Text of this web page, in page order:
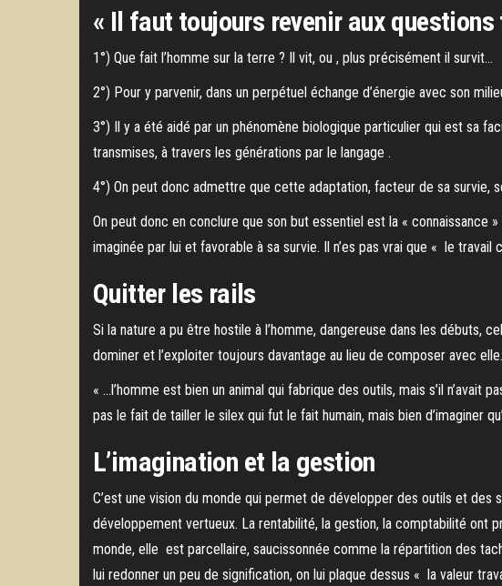
« Il faut toujours revenir aux questions
1°) Que fait l’homme sur la terre ? Il vit, ou , plus précisément il survit…
2°) Pour y parvenir, dans un perpétuel échange d’énergie avec son
3°) Il y a été aidé par un phénomène biologique particulier qui est sa
transmises, à travers les générations par le langage .
4°) On peut donc admettre que cette adaptation, facteur de sa survie,
On peut donc en conclure que son but essentiel est la « connaissance
imaginée par lui et favorable à sa survie. Il n’es pas vrai que « le travail
Quitter les rails
Si la nature a pu être hostile à l’homme, dangereuse dans les débuts,
dominer et l’exploiter toujours davantage au lieu de composer avec
« …l’homme est bien un animal qui fabrique des outils, mais s’il
pas le fait de tailler le silex qui fut le fait humain, mais bien d’imaginer
L’imagination et la gestion
C’est une vision du monde qui permet de développer des outils et
développement vertueux. La rentabilité, la gestion, la comptabilité ont
monde, elle est parcellaire, saucissonnée comme la répartition des
lui redonner un peu de signification, on lui plaque dessus « la valeur